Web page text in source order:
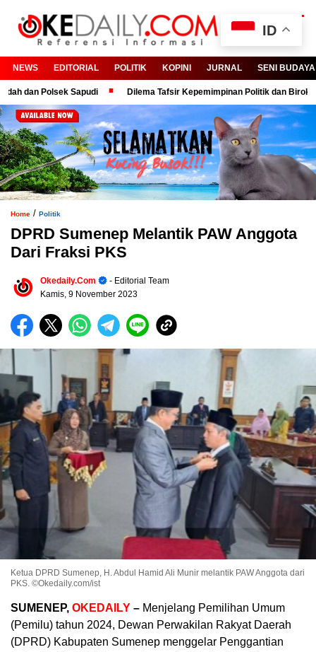
NEWS EDITORIAL POLITIK KOPINI JURNAL SENI BUDAYA
Polsek Sapudi Dilema Tafsir Kepemimpinan Politik dan Birokrasi
Home / Politik
DPRD Sumenep Melantik PAW Anggota
Dari Fraksi PKS
Okedaily.com
- Editorial Team
Kamis, 9 November 2023
Ketua DPRD Sumenep, H. Abdul Hamid Ali Munir melantik PAW Anggota dari
PKS. ©Okedaily.com/ist
SUMENEP, OKEDAILY – Menjelang Pemilihan Umum
(Pemilu) tahun 2024, Dewan Perwakilan Rakyat Daerah
(DPRD) Kabupaten Sumenep menggelar Penggantian
ID